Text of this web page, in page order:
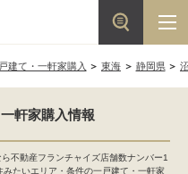
建て・一軒家購入 東海 静岡県
軒家購入情報
不動産フランチャイズ店舗数ナンバー1
たいエリア・条件の一戸建て・一軒家